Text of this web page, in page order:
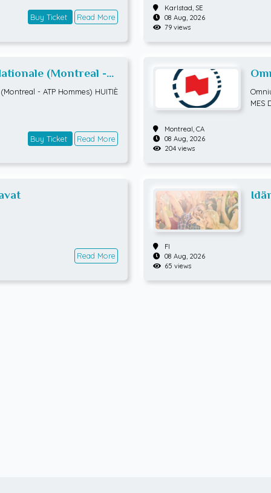
Buy Ticket Read More
Karlstad, SE
08 Aug, 2026
79 views
(Montreal -
DE FINALE
- ATP Hommes) HUITIÈ
Buy Ticket Read More
MES
Montreal, CA
08 Aug, 2026
204 views
Read More
FI
08 Aug, 2026
65 views